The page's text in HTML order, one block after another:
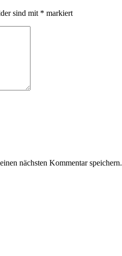
sind mit * markiert
nächsten Kommentar speichern.